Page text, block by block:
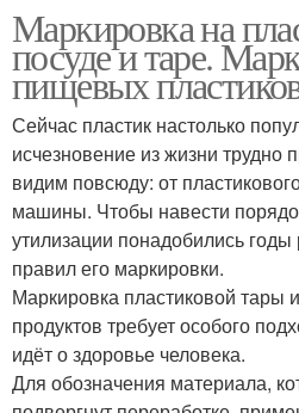
Маркировка на
посуде и таре.
пищевых
Сейчас пластик настолько
исчезновение из жизни трудно
видим повсюду: от
машины. Чтобы навести
утилизации понадобились
правил его маркировки.
Маркировка пластиковой
продуктов требует особого
идёт о здоровье человека.
Для обозначения материала,